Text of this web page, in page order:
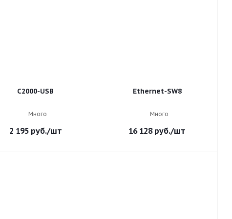
С2000-USB
Много
2 195руб./шт
Ethernet-SW8
Много
16 128руб./шт